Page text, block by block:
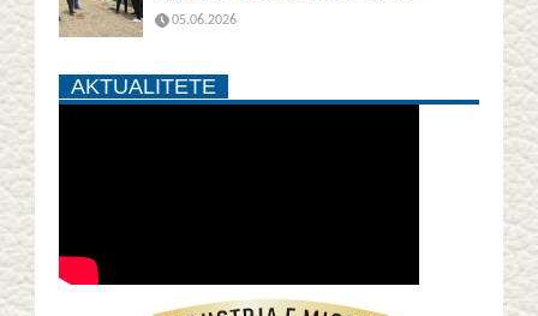
05.06.2026
AKTUALITETE